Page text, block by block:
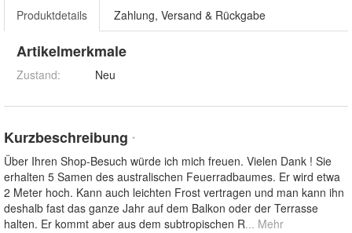
Produktdetails Zahlung, Versand & Rückgabe
Artikelmerkmale
Zustand: Neu
Kurzbeschreibung *
Über Ihren Shop-Besuch würde ich mich freuen. Vielen Dank ! Sie
erhalten 5 Samen des australischen Feuerradbaumes. Er wird etwa
2 Meter hoch. Kann auch leichten Frost vertragen und man kann ihn
deshalb fast das ganze Jahr auf dem Balkon oder der Terrasse
halten. Er kommt aber aus dem subtropischen R... Mehr